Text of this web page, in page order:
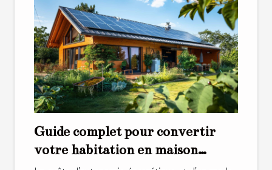
Guide complet pour convertir
votre habitation en maison